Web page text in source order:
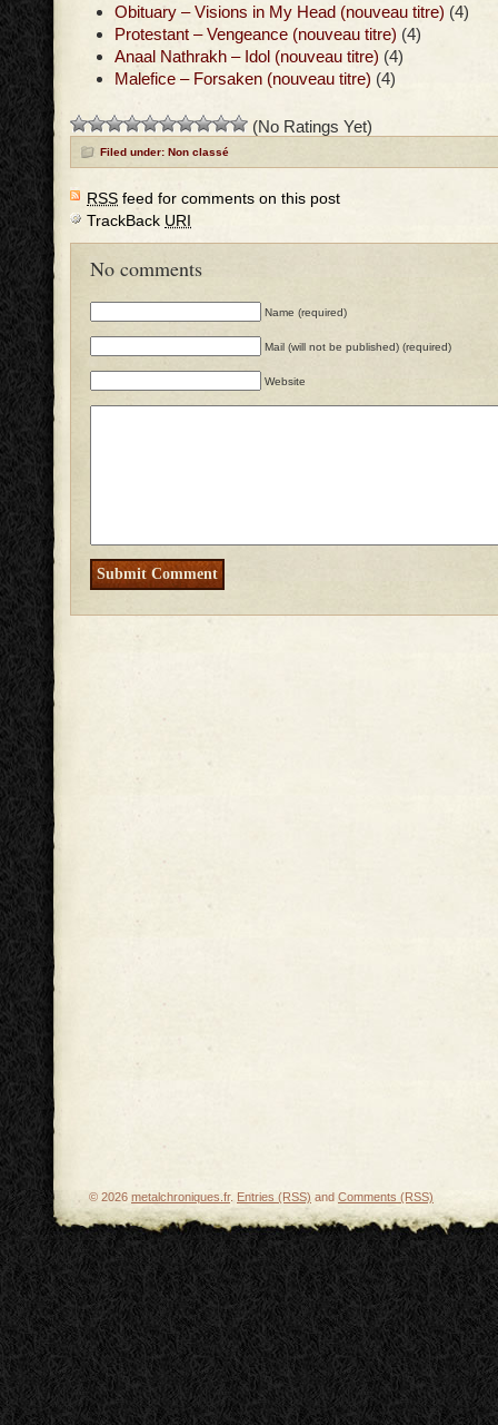
Obituary – Visions in My Head (nouveau titre) (4)
Protestant – Vengeance (nouveau titre) (4)
Anaal Nathrakh – Idol (nouveau titre) (4)
Malefice – Forsaken (nouveau titre) (4)
(No Ratings Yet)
Filed under: Non classé
RSS feed for comments on this post
TrackBack URI
No comments
Name (required)
Mail (will not be published) (required)
Website
© 2026 metalchroniques.fr. Entries (RSS) and Comments (RSS)